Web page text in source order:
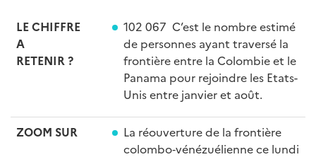
LE CHIFFRE
A
RETENIR ?
102 067 C’est le nombre estimé
de personnes ayant traversé la
frontière entre la Colombie et le
Panama pour rejoindre les Etats-
Unis entre janvier et août.
ZOOM SUR
La réouverture de la frontière
colombo‑vénézuélienne ce lundi